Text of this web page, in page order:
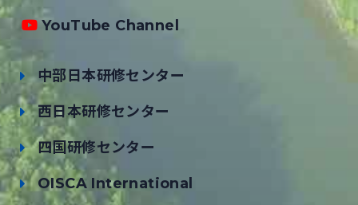
YouTube Channel
中部日本研修センター
西日本研修センター
四国研修センター
OISCA International